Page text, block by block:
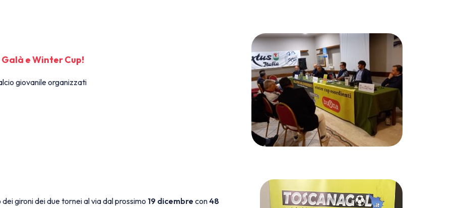
e Winter Cup!
giovanile organizzati
gironi dei due tornei al via dal prossimo 19 dicembre con48